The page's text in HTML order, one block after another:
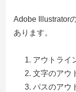
Adobe Illustrator
あります。
アウトライ
文字のアウ
パスのアウ